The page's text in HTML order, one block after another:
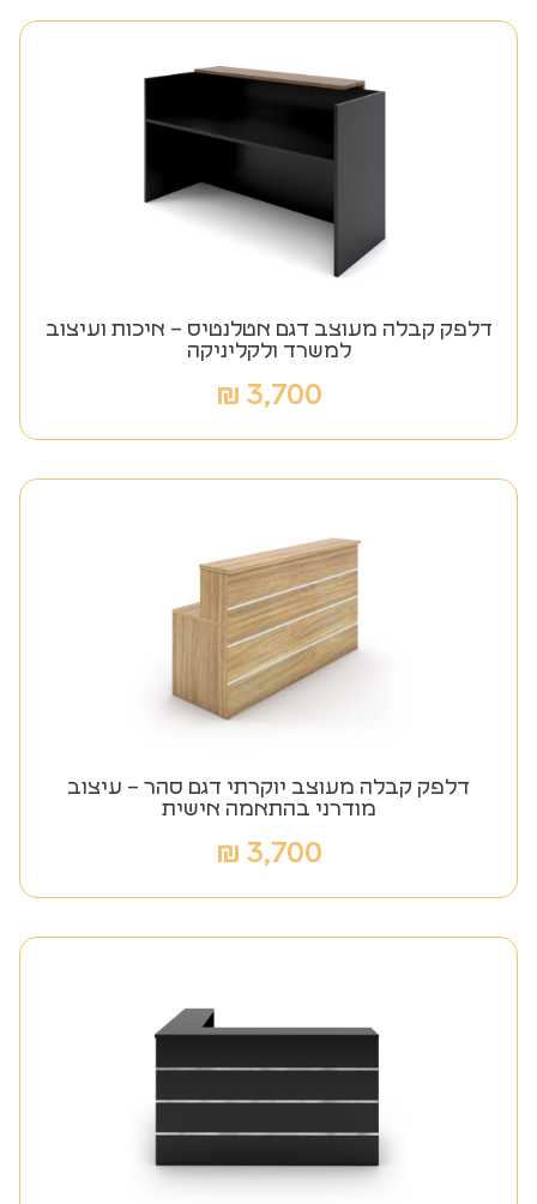
דלפק קבלה מעוצב דגם אטלנטיס – איכות ועיצוב
למשרד ולקליניקה
3,700
₪
דלפק קבלה מעוצב יוקרתי דגם סהר – עיצוב
מודרני בהתאמה אישית
3,700
₪